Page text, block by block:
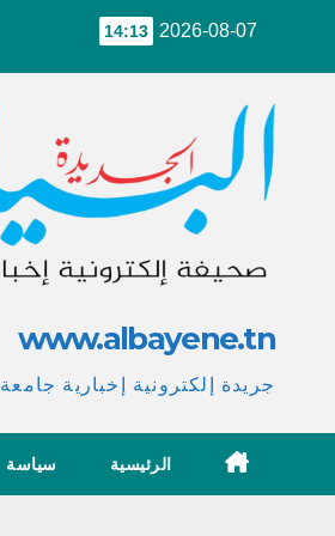
2026-08-07
14:13
www.albayene.tn
جريدة إلكترونية إخبارية جامعة
الرئيسية سياسة